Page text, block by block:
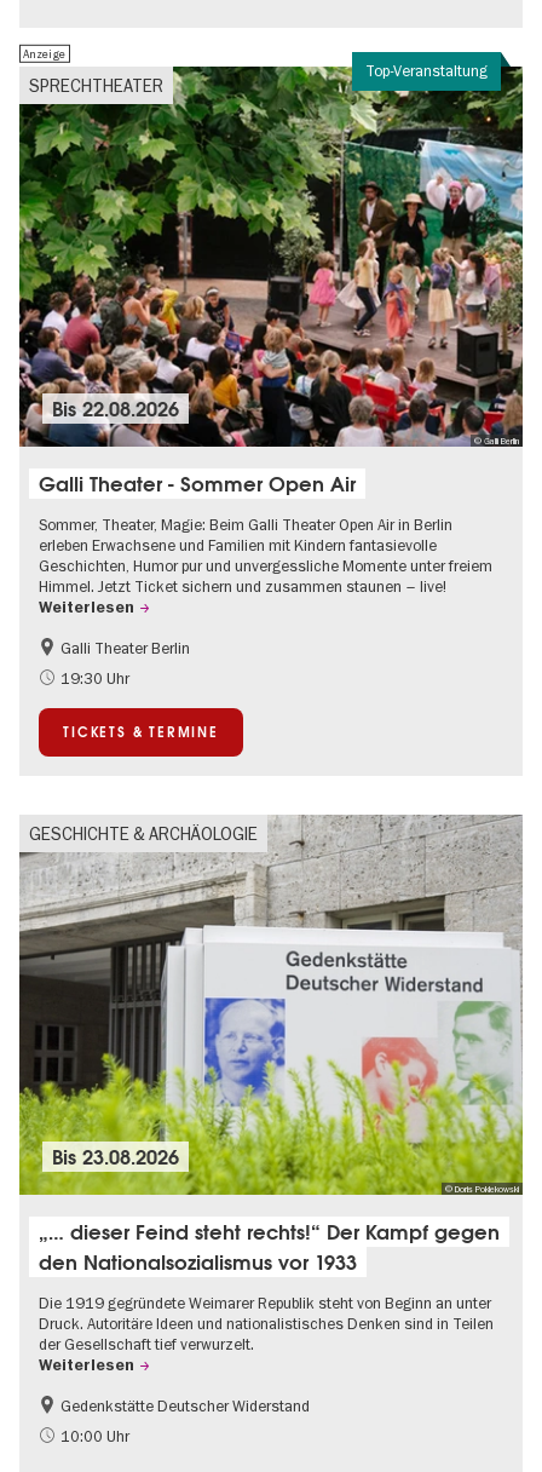
Top-Veranstaltung
SPRECHTHEATER
Anzeige
© Galli Berlin
Bis22.08.2026
Galli Theater - Sommer Open Air
Sommer, Theater, Magie: Beim Galli Theater Open Air in Berlin
erleben Erwachsene und Familien mit Kindern fantasievolle
Geschichten, Humor pur und unvergessliche Momente unter freiem
Himmel. Jetzt Ticket sichern und zusammen staunen – live!
Weiterlesen
Barrierefrei
Going local Berlin
Kultursommer
Open Air
Galli Theater Berlin
19:30 Uhr
TICKETS & TERMINE
GESCHICHTE & ARCHÄOLOGIE
© Doris Poklekowski
Bis23.08.2026
„… dieser Feind steht rechts!“ Der Kampf gegen
den Nationalsozialismus vor 1933
Die 1919 gegründete Weimarer Republik steht von Beginn an unter
Druck. Autoritäre Ideen und nationalistisches Denken sind in Teilen
der Gesellschaft tief verwurzelt.
Weiterlesen
Gratis
NS-Geschichte
Gedenkstätte Deutscher Widerstand
10:00 Uhr